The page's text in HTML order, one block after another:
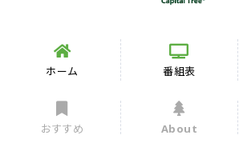
ホーム 番組表
おすすめ About